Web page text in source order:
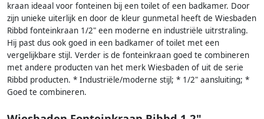
kraan ideaal voor fonteinen bij een toilet of een badkamer. Door
zijn unieke uiterlijk en door de kleur gunmetal heeft de Wiesbaden
Ribbd fonteinkraan 1/2" een moderne en industriële uitrstraling.
Hij past dus ook goed in een badkamer of toilet met een
vergelijkbare stijl. Verder is de fonteinkraan goed te combineren
met andere producten van het merk Wiesbaden of uit de serie
Ribbd producten. * Industriële/moderne stijl; * 1/2" aansluiting; *
Goed te combineren.